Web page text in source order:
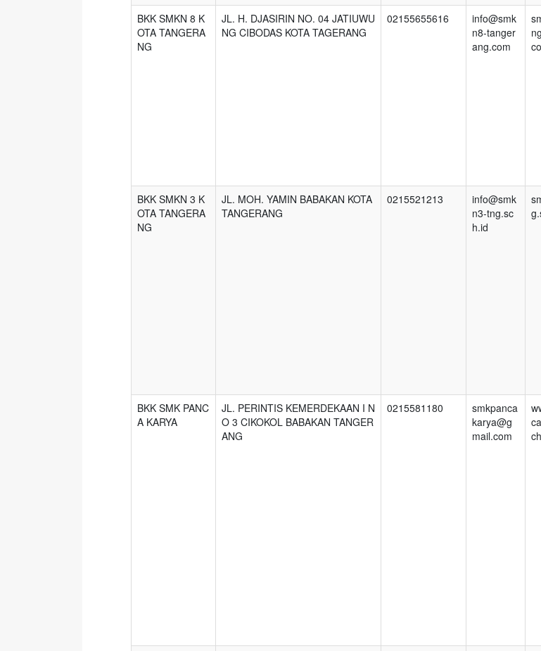
BKK SMKN 8 K
OTA TANGERA
NG
JL. H. DJASIRIN NO. 04 JATIUWU
NG CIBODAS KOTA TAGERANG
02155655616
info@smk
n8-tanger
ang.com
BKK SMKN 3 K
OTA TANGERA
NG
JL. MOH. YAMIN BABAKAN KOTA
TANGERANG
0215521213
info@smk
n3-tng.sc
h.id
BKK SMK PANC
A KARYA
JL. PERINTIS KEMERDEKAAN I N
O 3 CIKOKOL BABAKAN TANGER
ANG
0215581180
smkpanca
karya@g
mail.com